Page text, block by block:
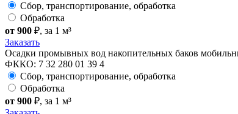
Сбор, транспортирование, обработка
Обработка
от 900 ₽, за 1 м³
Заказать
Осадки промывных вод накопительных баков
ФККО: 7 32 280 01 39 4
Сбор, транспортирование, обработка
Обработка
от 900 ₽, за 1 м³